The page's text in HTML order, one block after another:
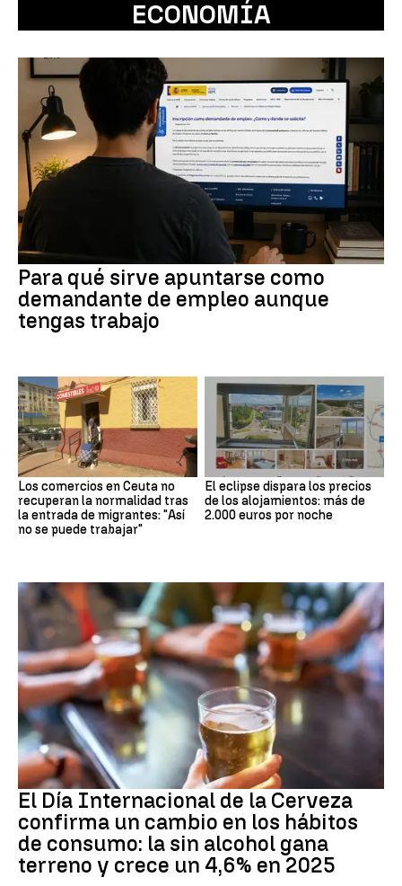
ECONOMÍA
Para qué sirve apuntarse como
demandante de empleo aunque
tengas trabajo
Los comercios en Ceuta no
recuperan la normalidad tras
la entrada de migrantes: "Así
no se puede trabajar"
El eclipse dispara los precios
de los alojamientos: más de
2.000 euros por noche
Día Internacional Cerveza
El Día Internacional de la Cerveza
confirma un cambio en los hábitos
de consumo: la sin alcohol gana
terreno y crece un 4,6% en 2025